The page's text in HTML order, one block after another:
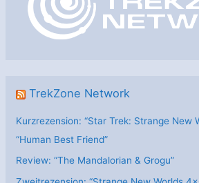
TrekZone Network
Kurzrezension: “Star Trek: Strange New
“Human Best Friend”
Review: “The Mandalorian & Grogu”